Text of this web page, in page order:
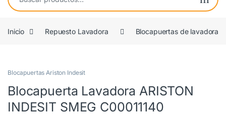
Inicio Repuesto Lavadora Blocapuertas de lavadora
Blocapuertas Ariston Indesit
Blocapuerta Lavadora ARISTON
INDESIT SMEG C00011140